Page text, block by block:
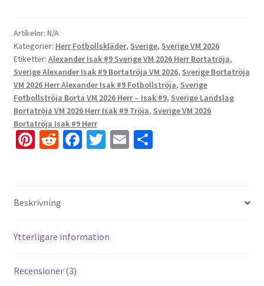
Artikelnr: N/A
Kategorier: Herr Fotbollskläder, Sverige, Sverige VM 2026
Etiketter: Alexander Isak #9 Sverige VM 2026 Herr Bortatröja,
Sverige Alexander Isak #9 Bortatröja VM 2026, Sverige Bortatröja
VM 2026 Herr Alexander Isak #9 Fotbollströja, Sverige
Fotbollströja Borta VM 2026 Herr – Isak #9, Sverige Landslag
Bortatröja VM 2026 Herr Isak #9 Tröja, Sverige VM 2026
Bortatröja Isak #9 Herr
Pi
es
R
di
t
Fa
k
T E D
Beskrivning
Ytterligare information
Recensioner (3)